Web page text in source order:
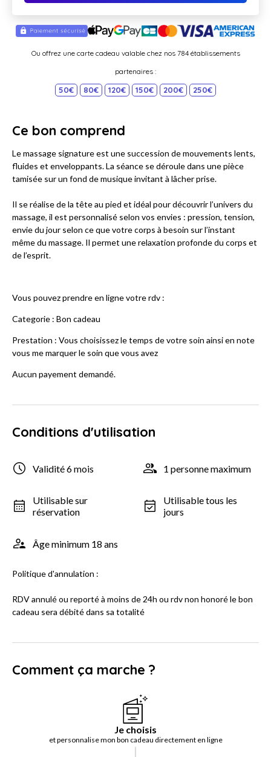
Ou offrez une carte cadeau valable chez nos 784 établissements
partenaires :
50€ 80€ 120€ 150€ 200€ 250€
Ce bon comprend
Le massage signature est une succession de mouvements lents,
fluides et enveloppants. La séance se déroule dans une pièce
tamisée sur un fond de musique invitant à lâcher prise.
Il se réalise de la tête au pied et idéal pour découvrir l’univers du
massage, il est personnalisé selon vos envies : pression, tension,
envie du jour selon ce que votre corps à besoin sur l’instant
même du massage. Il permet une relaxation profonde du corps et
de l’esprit.
Vous pouvez prendre en ligne votre rdv :
Categorie : Bon cadeau
Prestation : Vous choisissez le temps de votre soin ainsi en note
vous me marquer le soin que vous avez
Aucun payement demandé.
Conditions d'utilisation
Validité 6 mois 1 personne maximum
Utilisable sur
réservation
Utilisable tous les
jours
Âge minimum 18 ans
Politique d'annulation :
RDV annulé ou reporté à moins de 24h ou rdv non honoré le bon
cadeau sera débité dans sa totalité
Comment ça marche ?
Je choisis
et personnalise mon bon cadeau directement en ligne